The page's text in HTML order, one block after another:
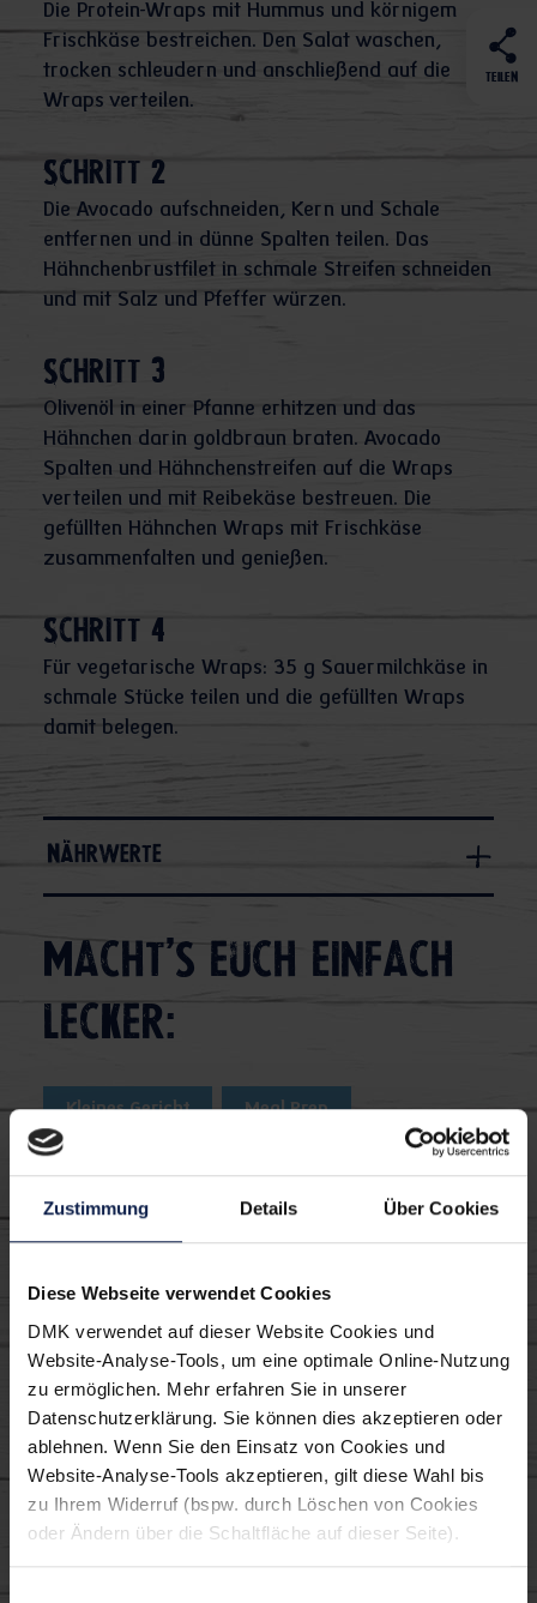
Zustimmung Details Über Cookies
Diese Webseite verwendet Cookies
DMK verwendet auf dieser Website Cookies und
Website-Analyse-Tools, um eine optimale Online-Nutzung
zu ermöglichen. Mehr erfahren Sie in unserer
Datenschutzerklärung. Sie können dies akzeptieren oder
ablehnen. Wenn Sie den Einsatz von Cookies und
Website-Analyse-Tools akzeptieren, gilt diese Wahl bis
zu Ihrem Widerruf (bspw. durch Löschen von Cookies
oder Ändern über die Schaltfläche auf dieser Seite).
TEILEN
Die Protein-Wraps mit Hummus und körnigem
Frischkäse bestreichen. Den Salat waschen,
trocken schleudern und anschließend auf die
Wraps verteilen.
Schritt 2
Die Avocado aufschneiden, Kern und Schale
entfernen und in dünne Spalten teilen. Das
Hähnchenbrustfilet in schmale Streifen schneiden
und mit Salz und Pfeffer würzen.
Schritt 3
Olivenöl in einer Pfanne erhitzen und das
Hähnchen darin goldbraun braten. Avocado
Spalten und Hähnchenstreifen auf die Wraps
verteilen und mit Reibekäse bestreuen. Die
gefüllten Hähnchen Wraps mit Frischkäse
zusammenfalten und genießen.
Schritt 4
Für vegetarische Wraps: 35 g Sauermilchkäse in
schmale Stücke teilen und die gefüllten Wraps
damit belegen.
Nährwerte
Macht's euch einfach
lecker:
Kleines Gericht Meal Prep
Wraps
Tipp
Für die vegetarische Version, Olivenöl und
Hähnchenbrustfilet durch 1 Packung
MILRAM Skyr Minis ersetzen.
Verwendete MILRAM